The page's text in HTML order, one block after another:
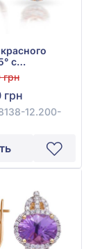
с
0,46ct и
арт.
2067
грн
грн
12.200-